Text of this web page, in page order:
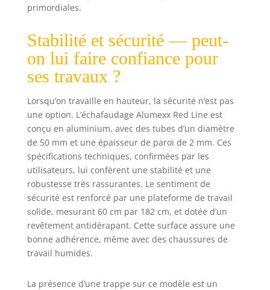
mètres, comme
sur la photo.
Línstallation de la
supérieure est à
vos propres
risques et périls.
✅ 𝐋𝐀 𝐋𝐈𝐕𝐑𝐀𝐈𝐒𝐎𝐍 -
En raison du poids
et des dimensions
de ce produit, le
délai de livraison
peut être plus
d'habitude.
L'expédition a lieu
primordiales.
Stabilité et sécurité — peut-
on lui faire confiance pour
ses travaux ?
Lorsqu’on travaille en hauteur, la sécurité n’est pas
une option. L’échafaudage Alumexx Red Line est
conçu en aluminium, avec des tubes d’un diamètre
de 50 mm et une épaisseur de paroi de 2 mm. Ces
spécifications techniques, confirmées par les
utilisateurs, lui confèrent une stabilité et une
robustesse très rassurantes. Le sentiment de
sécurité est renforcé par une plateforme de travail
solide, mesurant 60 cm par 182 cm, et dotée d’un
revêtement antidérapant. Cette surface assure une
bonne adhérence, même avec des chaussures de
travail humides.
La présence d’une trappe sur ce modèle est un